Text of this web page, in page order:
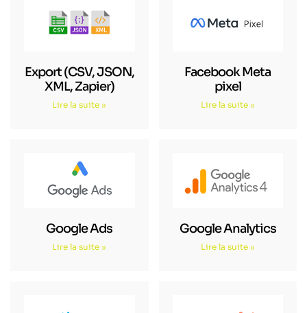
Export (CSV, JSON,
XML, Zapier)
Lire la suite »
Facebook Meta
pixel
Lire la suite »
Google Ads
Lire la suite »
Google Analytics
Lire la suite »